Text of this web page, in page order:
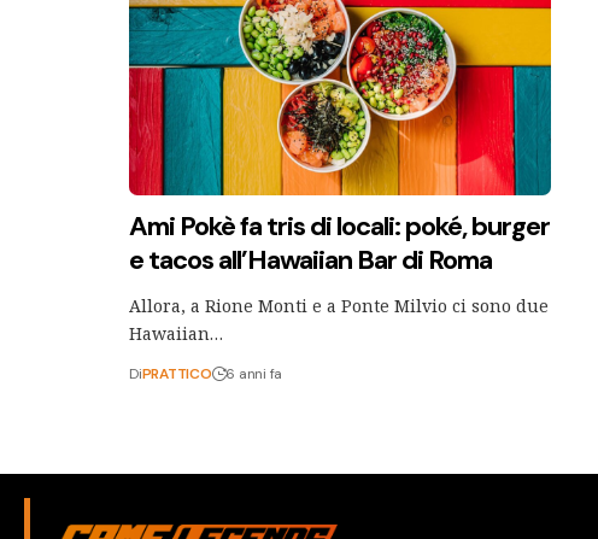
Ami Pokè fa tris di locali: poké, burger
e tacos all’Hawaiian Bar di Roma
Allora, a Rione Monti e a Ponte Milvio ci sono due
Hawaiian…
DiPRATTICO 6 anni fa